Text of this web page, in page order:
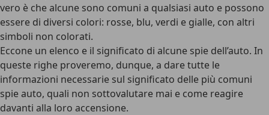
vero è che alcune sono comuni a qualsiasi auto e possono
essere di diversi colori: rosse, blu, verdi e gialle, con altri
simboli non colorati.
Eccone un elenco e il significato di alcune spie dell’auto. In
queste righe proveremo, dunque, a dare tutte le
informazioni necessarie sul significato delle più comuni
spie auto, quali non sottovalutare mai e come reagire
davanti alla loro accensione.